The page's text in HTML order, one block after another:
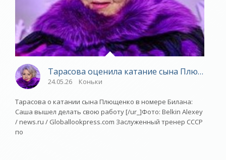
Тарасова оценила катание сына
24.05.26 Коньки
Тарасова о катании сына Плющенко в номере Билана:
Саша вышел делать свою работу [/ur_]Фото: Belkin Alexey
/ news.ru / Globallookpress.com Заслуженный тренер СССР
по